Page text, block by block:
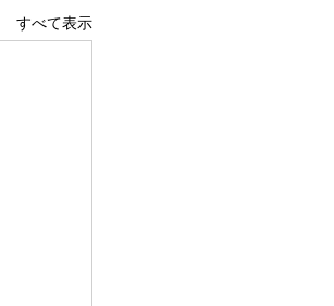
すべて表示